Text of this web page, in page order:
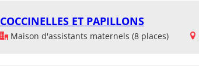
COCCINELLES ET PAPILLONS
Maison d'assistants maternels (8 places)